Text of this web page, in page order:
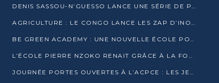
DENIS SASSOU-N’GUESSO LANCE UNE SÉRIE DE PROJETS DANS LE KOUILOU
AGRICULTURE : LE CONGO LANCE LES ZAP D’INONI ET YONO
BE GREEN ACADEMY : UNE NOUVELLE ÉCOLE POUR LES MÉTIERS DE L’ÉCOLOGIE À POINTE-NOIRE
L’ÉCOLE PIERRE NZOKO RENAIT GRÂCE À LA FONDATION MUCODEC
JOURNÉE PORTES OUVERTES À L’ACPCE : LES JEUNES EN IMMERSION DANS L’ENTREPRISE